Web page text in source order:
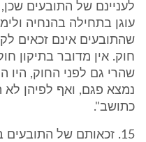
לעניינם של התובעים
עוגן בתחילה בהנחיה
שהתובעים אינם זכאים
חוק. אין מדובר בתיקון
שהרי גם לפני החוק, היו
נמצא פגם, ואף לפיהן לא
כתושב".
15. זכאותם של